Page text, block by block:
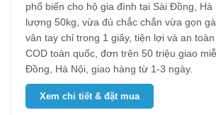
phổ biến cho hộ gia đình tại Sài Đồng, Hà
lượng 50kg, vừa đủ chắc chắn vừa gọn
vân tay chỉ trong 1 giây, tiện lợi và an
COD toàn quốc, đơn trên 50 triệu giao
Đồng, Hà Nội, giao hàng từ 1-3 ngày.
Xem chi tiết & đặt mua